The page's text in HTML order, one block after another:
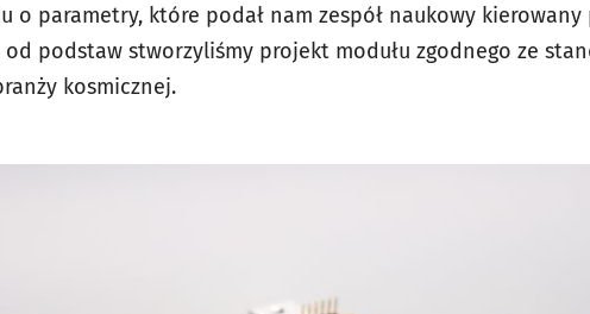
o parametry, które podał nam zespół naukowy kierowany
od podstaw stworzyliśmy projekt modułu zgodnego ze
kosmicznej.